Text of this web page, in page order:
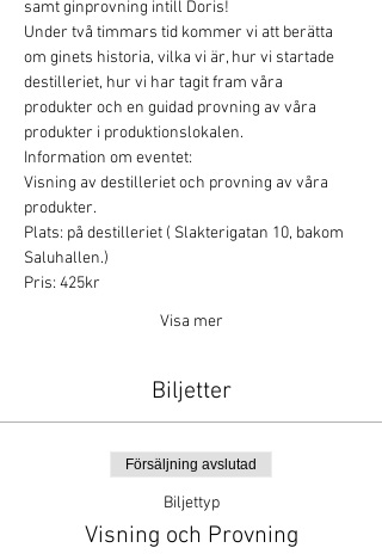
samt ginprovning intill Doris!
Under två timmars tid kommer vi att berätta
om ginets historia, vilka vi är, hur vi startade
destilleriet, hur vi har tagit fram våra
produkter och en guidad provning av våra
produkter i produktionslokalen.
Information om eventet:
Visning av destilleriet och provning av våra
produkter.
Plats: på destilleriet ( Slakterigatan 10, bakom
Saluhallen.)
Pris: 425kr
Visa mer
Biljetter
Försäljning avslutad
Biljettyp
Visning och Provning